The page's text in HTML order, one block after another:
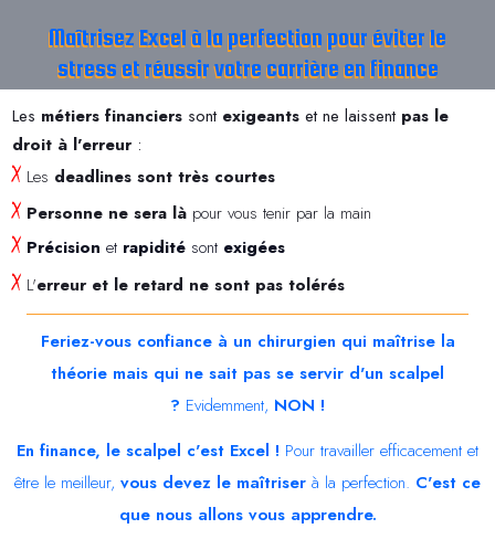
Maîtrisez Excel à la perfection pour éviter le
stress et réussir votre carrière en finance
Les métiers financiers sont exigeants et ne laissent pas le
droit à l'erreur :
X Les deadlines sont très courtes
X Personne ne sera là pour vous tenir par la main
X Précision et rapidité sont exigées
X L'erreur et le retard ne sont pas tolérés
Feriez-vous confiance à un chirurgien qui maîtrise la
théorie mais qui ne sait pas se servir d'un scalpel
? Evidemment, NON !
En finance, le scalpel c'est Excel ! Pour travailler efficacement et
être le meilleur, vous devez le maîtriser à la perfection. C'est ce
que nous allons vous apprendre.